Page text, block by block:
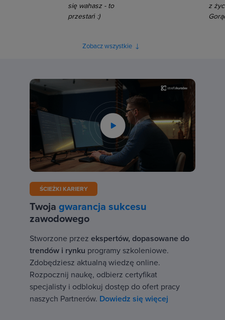
się wahasz - to
przestań :)
z
Zobacz wszystkie
ŚCIEŻKI KARIERY
Twoja gwarancja sukcesu
zawodowego
Stworzone przez ekspertów, dopasowane do
trendów i rynku programy szkoleniowe.
Zdobędziesz aktualną wiedzę online.
Rozpocznij naukę, odbierz certyfikat
specjalisty i odblokuj dostęp do ofert pracy
naszych Partnerów. Dowiedz się więcej